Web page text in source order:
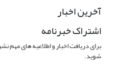
آخرین اخبار
اشتراک خبرنامه
برای دریافت اخبار و اطلاعیه های مهم
شوید.